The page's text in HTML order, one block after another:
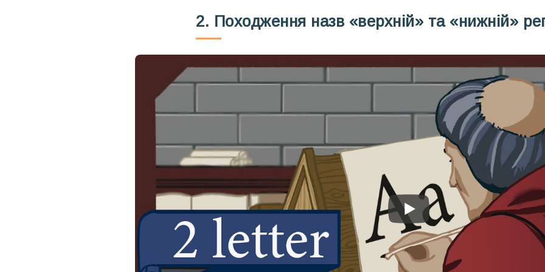
2. Походження назв «верхній» та «нижній»